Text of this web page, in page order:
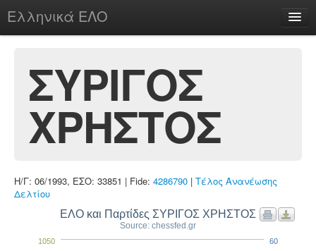
Ελληνικά ΕΛΟ
chesstu.be @ discord
Login
ΣΥΡΙΓΟΣ
ΧΡΗΣΤΟΣ
Η/Γ: 06/1993, ΕΣΟ: 33851 | Fide: 4286790 | Τέλος Ανανέωσης
Δελτίου
ΕΛΟ και Παρτίδες ΣΥΡΙΓΟΣ ΧΡΗΣΤΟΣ
Source: chessfed.gr
1050 60